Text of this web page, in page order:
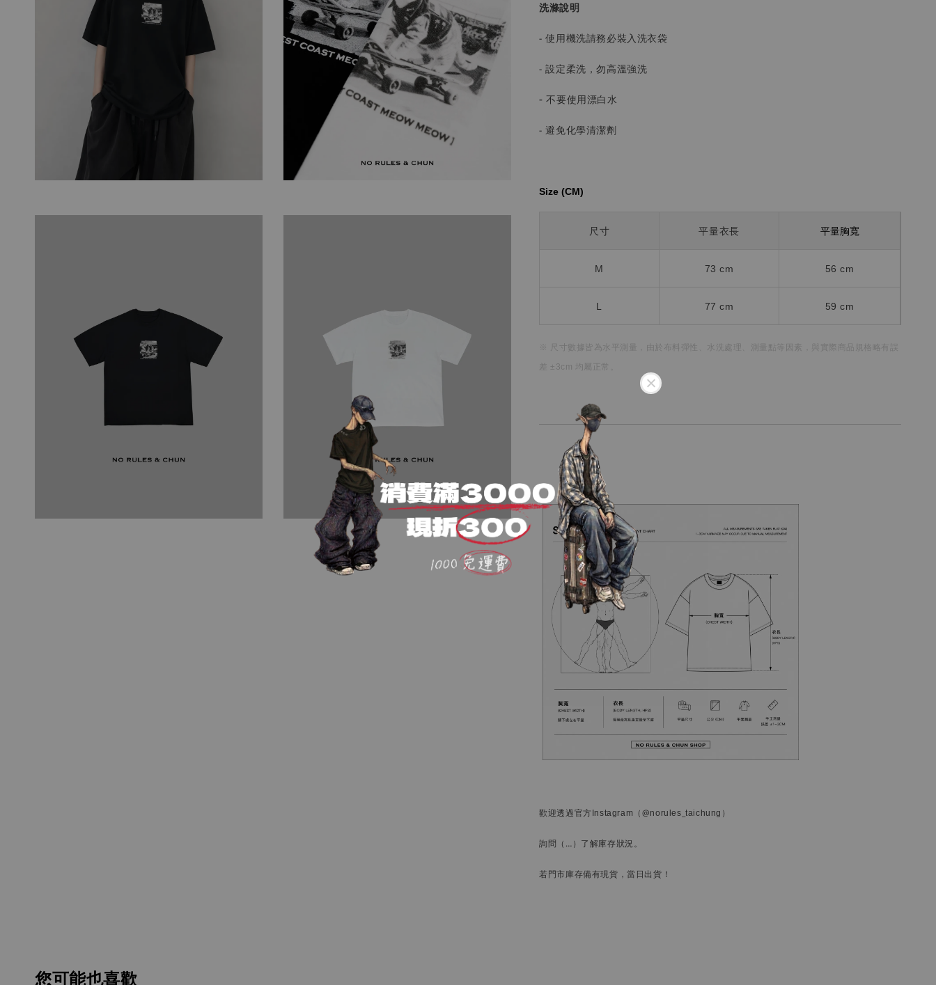
洗滌說明
- 使用機洗請務必裝入洗衣袋
- 設定柔洗，勿高溫強洗
-不要使用漂白水
- 避免化學清潔劑
Size (CM)⁡⁡
尺寸 平量衣長 平量胸寬
M 73 cm 56 cm
L 77 cm 59 cm
※ 尺寸數據皆為水平測量， 由於布料彈性、水洗處理、測量點等因素，
與實際商品規格略有誤
差 ±3cm 均屬正常。
歡迎透過官方Instagram （@norules_taichung）
詢問 （…） 了解庫存狀況。
若門市庫存備有現貨，當日出貨！
您可能也喜歡